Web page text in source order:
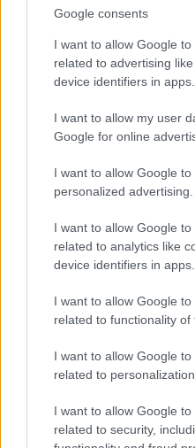
Google consents
I want to allow Google
related to advertising
device identifiers in apps.
I want to allow my user
Google for online
I want to allow Google to
personalized advertising.
I want to allow Google
related to analytics like
device identifiers in apps.
I want to allow Google
related to functionality of
I want to allow Google
related to personalization.
I want to allow Google
related to security,
Τρόμος για
διαρρήκτες στο
ακινητοποίησαν
για αντικείμενα
Η κοπέλα φέρεται να
σπίτι και άφησε την